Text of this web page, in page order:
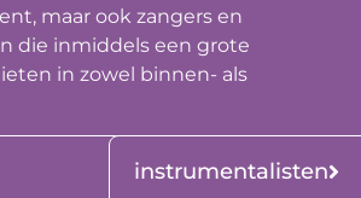
maar ook zangers en
die inmiddels een grote
in zowel binnen- als
instrumentalisten